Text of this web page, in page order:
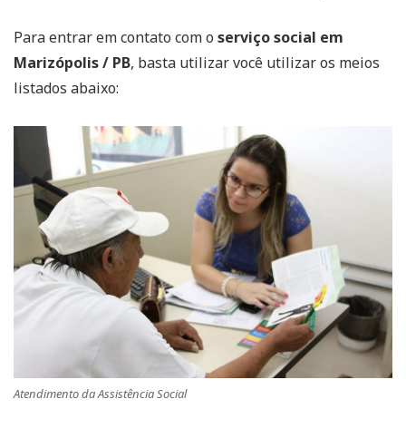
Para entrar em contato com o serviço social em
Marizópolis / PB, basta utilizar você utilizar os meios
listados abaixo:
Atendimento da Assistência Social